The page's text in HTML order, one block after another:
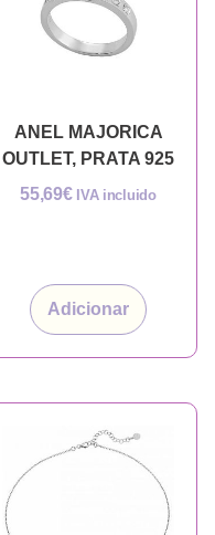
ANEL MAJORICA
OUTLET, PRATA 925
55,69€ IVA incluido
Adicionar